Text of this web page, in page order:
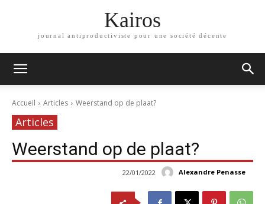
Kairos
journal antiproductiviste pour une société décente
Accueil Articles Weerstand op de plaat?
Articles
Weerstand op de plaat?
Alexandre Penasse
22/01/2022